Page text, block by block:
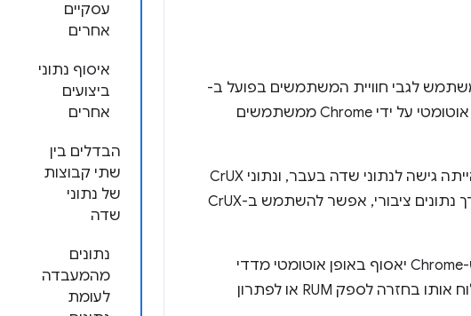
עסקיים
אחרים
איסוף נתוני
ביצועים
אחרים
הבדלים בין
שתי קבוצות
של נתוני
שדה
נתונים
מהמעבדה
לעומת
לגבי חוויית המשתמשים בפועל ב-
Chrome ביעדים פופולריים באינטרנט. הנתונים האלה נאספים באופן אוטומטי על ידי Chrome ממשתמשים
לכן, נתוני CrUX זמינים למיליונים של אתרים. לבעלי אתרים רבים לא הייתה גישה לנתוני שדה בעבר, ונתוני CrUX
אפשרו לאתרים רבים לראות את הערך שלהם בפעם הראשונה. כמערך נתונים ציבורי, אפשר להשתמש ב-CrUX
דומה ל-CrUX, אבל במקום ש-Chrome יאסוף באופן אוטומטי מדדי
חוויית משתמש, הקוד נכלל באתרים כדי לבצע את האיסוף הזה ולשלוח אותו בחזרה לספק RUM או לפתרון